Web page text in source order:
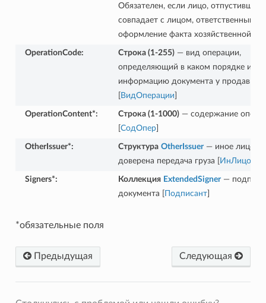
Обязателен, если лицо, отпустившее
совпадает с лицом, ответственным за
оформление факта хозяйственной
OperationCode: Строка (1-255)— вид операции,
определяющий в каком порядке
информацию документа у продавца
ВидОперации
OperationContent*: Строка (1-1000)— содержание
СодОпер]
OtherIssuer*: Структура OtherIssuer— иное лицо,
доверена передача груза [
ИнЛицо
Signers*: Коллекция ExtendedSigner—
документа [
Подписант]
*обязательные поля
Предыдущая Следующая